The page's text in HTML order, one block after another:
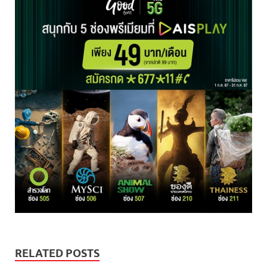
RELATED POSTS